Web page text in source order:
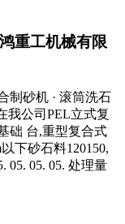
重工机械有限
制砂机 · 滚筒洗石
我公司PEL立式复
础 台,重型复合式
下砂石料120150,
05. 05. 05. 处理量